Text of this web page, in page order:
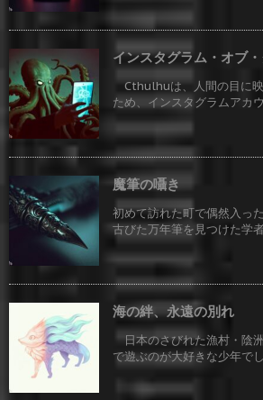
インスタグラム・オブ
Cthulhuは、人間の目に
ため、インスタグラムアカ
魔筆の囁き
初めて訪れた町で偶然入っ
古びた万年筆を見つけた学
海の絆、永遠の別れ
日本のさびれた漁村・陰
で遊ぶのが大好きな少年で